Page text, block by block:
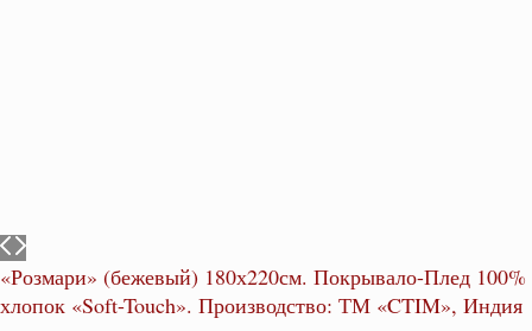
«Розмари» (бежевый) 180х220см. Покрывало-Плед 100%
хлопок «Soft-Touch». Производство: ТМ «CTIM», Индия